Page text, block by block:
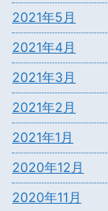
2021年5月
2021年4月
2021年3月
2021年2月
2021年1月
2020年12月
2020年11月